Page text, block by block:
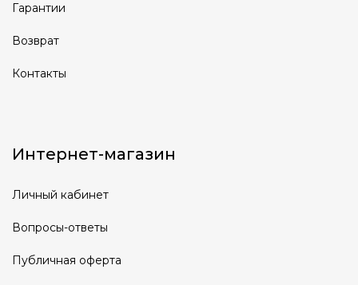
Гарантии
Возврат
Контакты
Интернет-магазин
Личный кабинет
Вопросы-ответы
Публичная оферта